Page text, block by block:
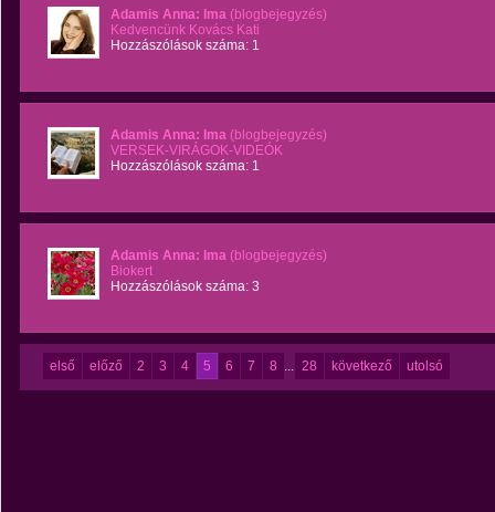
Adamis Anna: Ima (blogbejegyzés)
Kedvencünk Kovács Kati
Hozzászólások száma: 1
Adamis Anna: Ima (blogbejegyzés)
VERSEK-VIRÁGOK-VIDEÓK
Hozzászólások száma: 1
Adamis Anna: Ima (blogbejegyzés)
Biokert
Hozzászólások száma: 3
első előző 2 3 4 5 6 7 8 ... 28 következő utolsó